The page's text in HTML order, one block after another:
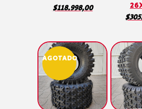
Original
$214.382,00.
$118.998,00Current
$118.998,00.
$
AGOTADO